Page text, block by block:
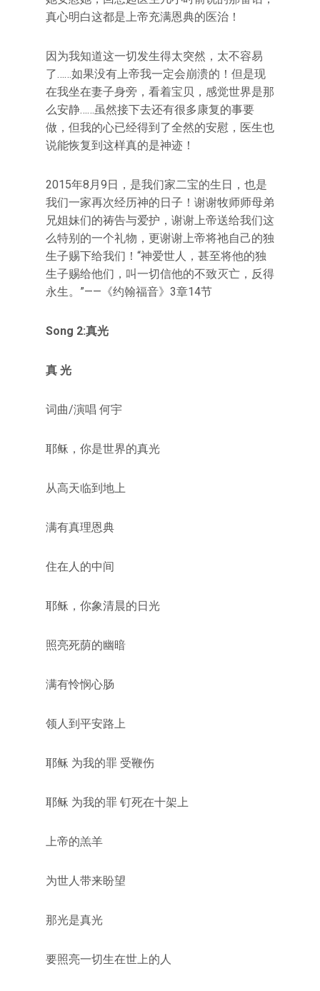
真心明白这都是上帝充满恩典的医治！
因为我知道这一切发生得太突然，太不容易
了……如果没有上帝我一定会崩溃的！但是现
在我坐在妻子身旁，看着宝贝，感觉世界是那
么安静……虽然接下去还有很多康复的事要
做，但我的心已经得到了全然的安慰，医生也
说能恢复到这样真的是神迹！
2015年8月9日，是我们家二宝的生日，也是
我们一家再次经历神的日子！谢谢牧师师母弟
兄姐妹们的祷告与爱护，谢谢上帝送给我们这
么特别的一个礼物，更谢谢上帝将祂自己的独
生子赐下给我们！“神爱世人，甚至将他的独
生子赐给他们，叫一切信他的不致灭亡，反得
永生。”——《约翰福音》3章14节
Song 2:真光
真 光
词曲/演唱 何宇
耶稣，你是世界的真光
从高天临到地上
满有真理恩典
住在人的中间
耶稣，你象清晨的日光
照亮死荫的幽暗
满有怜悯心肠
领人到平安路上
耶稣 为我的罪 受鞭伤
耶稣 为我的罪 钉死在十架上
上帝的羔羊
为世人带来盼望
那光是真光
要照亮一切生在世上的人